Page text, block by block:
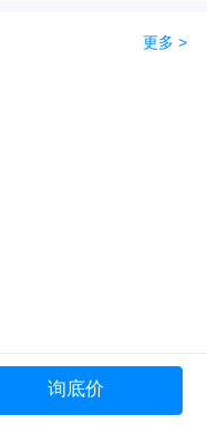
更多 >
询底价